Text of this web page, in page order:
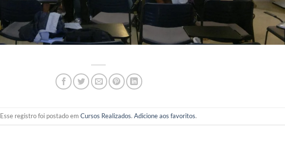
Esse registro foi postado emCursos Realizados.Adicione aos favoritos.